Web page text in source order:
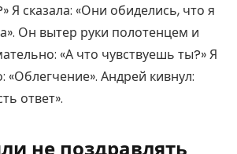
Я сказала: «Они обиделись, что я
Он вытер руки полотенцем и
«А что чувствуешь ты?» Я
«Облегчение». Андрей кивнул:
ответ».